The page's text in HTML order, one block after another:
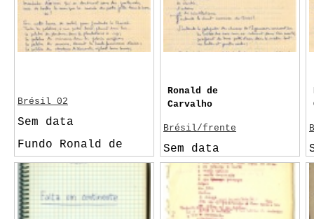
Gulbenkian, Lisboa
Filosofia,
Geometria
Roberto Gulbenkian
Brésil 02
Sem data
Fundo Ronald de
Carvalho - Unicamp
- CEDAE - CENTRO DE
DOCUMENTAÇÃO
CULTURAL "ALEXANDRE
Ronald de
Carvalho
Brésil/frente
Sem data